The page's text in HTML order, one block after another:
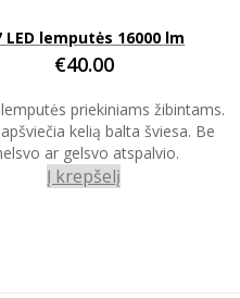
LED lemputės 16000 lm
€40.00
priekiniams žibintams.
kelią balta šviesa. Be
ar gelsvo atspalvio.
Į krepšelį